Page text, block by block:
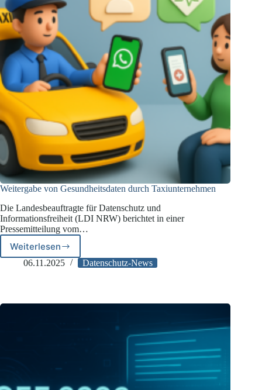
Weitergabe von Gesundheitsdaten durch Taxiunternehmen
Die Landesbeauftragte für Datenschutz und
Informationsfreiheit (LDI NRW) berichtet in einer
Pressemitteilung vom…
WeiterlesenWeitergabe
von
06.11.2025 Datenschutz-News